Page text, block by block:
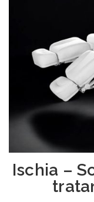
Ischia –